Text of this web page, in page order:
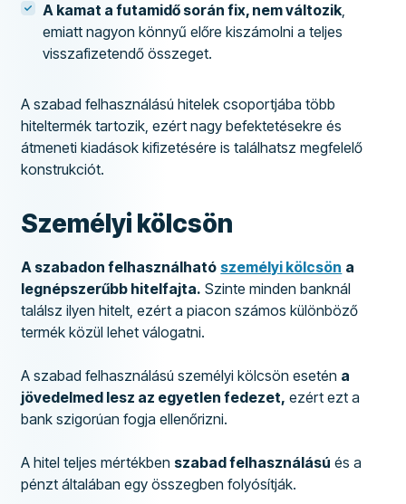
A kamat a futamidő során fix, nem változik,
emiatt nagyon könnyű előre kiszámolni a teljes
visszafizetendő összeget.
A szabad felhasználású hitelek csoportjába több
hiteltermék tartozik, ezért nagy befektetésekre és
átmeneti kiadások kifizetésére is találhatsz megfelelő
konstrukciót.
Személyi kölcsön
A szabadon felhasználható személyi kölcsön a
legnépszerűbb hitelfajta. Szinte minden banknál
találsz ilyen hitelt, ezért a piacon számos különböző
termék közül lehet válogatni.
A szabad felhasználású személyi kölcsön esetén a
jövedelmed lesz az egyetlen fedezet, ezért ezt a
bank szigorúan fogja ellenőrizni.
A hitel teljes mértékben szabad felhasználású és a
pénzt általában egy összegben folyósítják.